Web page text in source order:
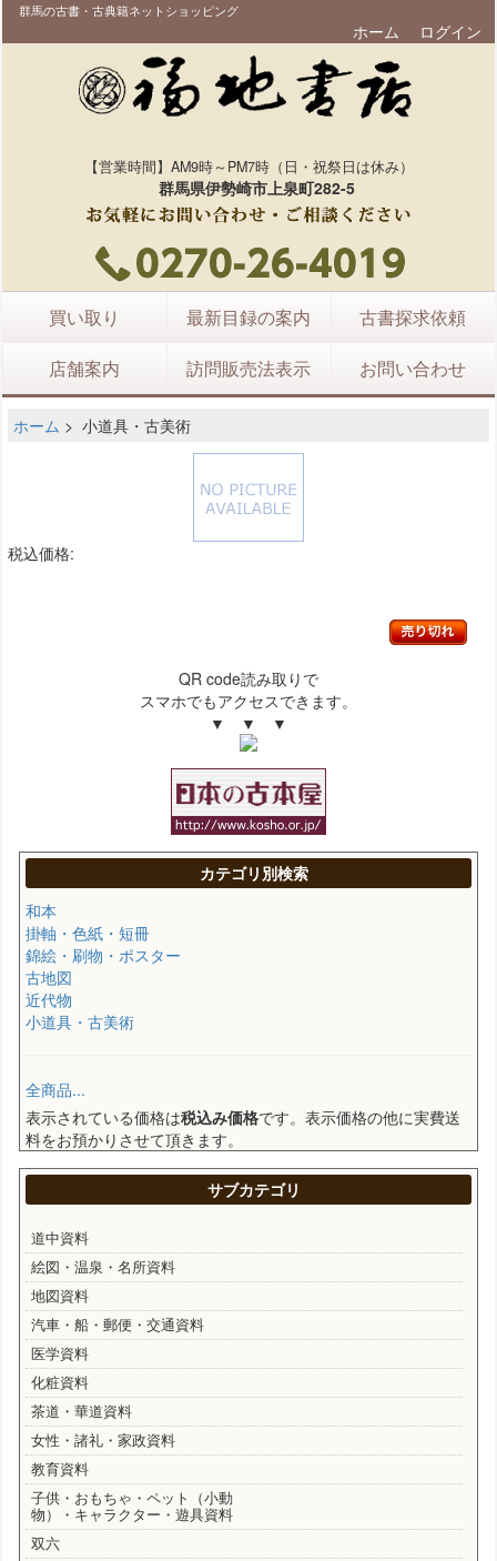
群馬の古書・古典籍ネットショッピング
ホーム ログイン
【営業時間】AM9時～PM7時（日・祝祭日は休み）
群馬県伊勢崎市上泉町282-5
買い取り 最新目録の案内
古書探求依頼
店舗案内
訪問販売法表示 お問い合わせ
ホーム > 小道具・古美術
税込価格:
QR code読み取りで
スマホでもアクセスできます。
▼ ▼ ▼
カテゴリ別検索
和本
掛軸・色紙・短冊
錦絵・刷物・ポスター
古地図
近代物
小道具・古美術
全商品...
表示されている価格は税込み価格です。表示価格の他に実費送
料をお預かりさせて頂きます。
サブカテゴリ
道中資料
絵図・温泉・名所資料
地図資料
汽車・船・郵便・交通資料
医学資料
化粧資料
茶道・華道資料
女性・諸礼・家政資料
教育資料
子供・おもちゃ・ペット（小動
物）・キャラクター・遊具資料
双六